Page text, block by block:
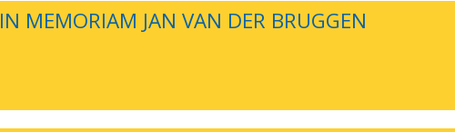
IN MEMORIAM JAN VAN DER BRUGGEN